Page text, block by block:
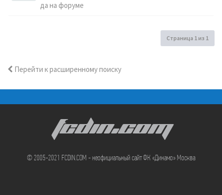
да на форуме
Страница 1из 1
Перейти к расширенному поиску
FCDIN.COM
© 2005-2021 FCDIN.COM - неофициальный сайт ФК «Динамо» Москва